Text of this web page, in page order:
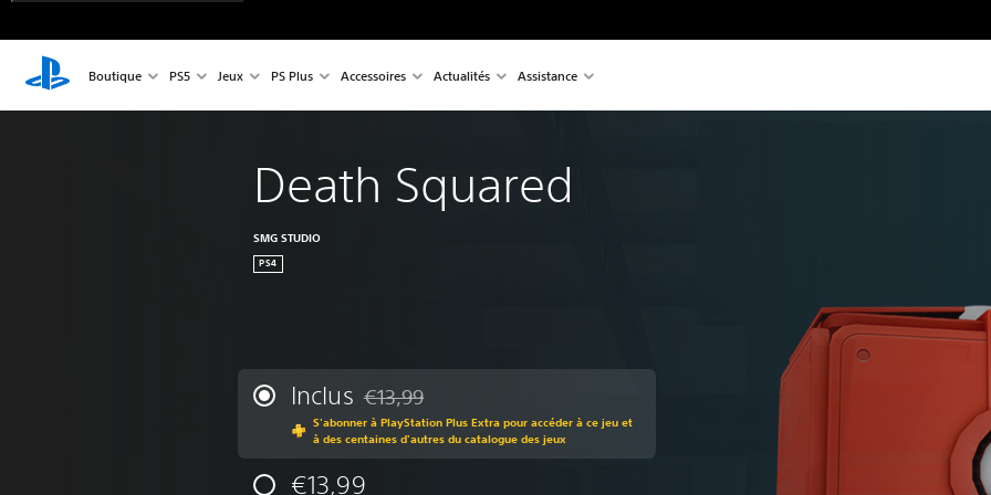
Boutique PS5 Jeux PS Plus Accessoires Actualités Assistance
Death Squared
SMG STUDIO
PS4
Inclus Remise par rapport au prix d'origine de €13,99
€13,99
S'abonner à PlayStation Plus Extra pour accéder à ce jeu et
à des centaines d'autres du catalogue des jeux
€13,99